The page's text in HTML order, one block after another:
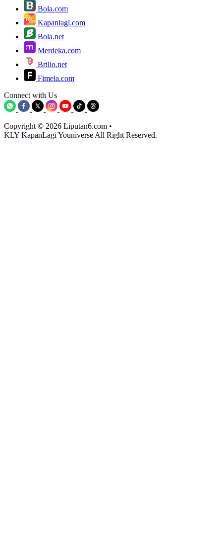
Bola.com
Kapanlagi.com
Bola.net
Merdeka.com
Brilio.net
Fimela.com
Connect with Us
Copyright © 2026 Liputan6.com •
KLY KapanLagi Youniverse All Right Reserved.